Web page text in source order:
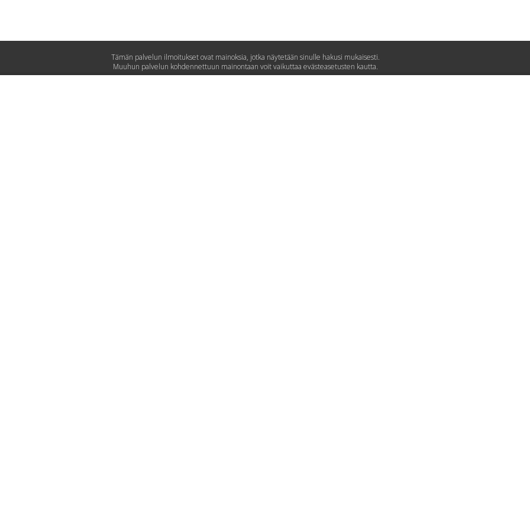
Tämän palvelun ilmoitukset ovat mainoksia, jotka näytetään sinulle hakusi mukaisesti.
Muuhun palvelun kohdennettuun mainontaan voit vaikuttaa evästeasetusten kautta.